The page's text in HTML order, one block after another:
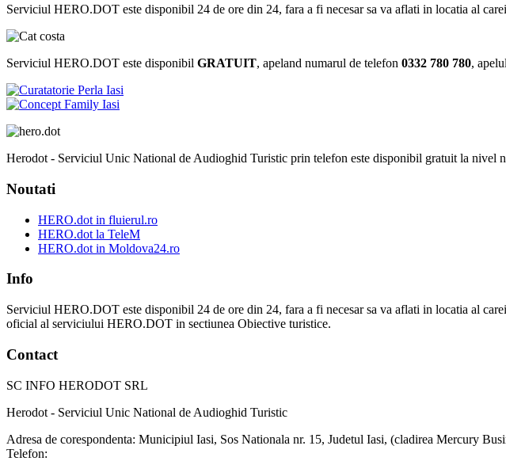
Serviciul HERO.DOT este disponibil 24 de ore din 24, fara a fi necesar sa va aflati in locatia al
Serviciul HERO.DOT este disponibil GRATUIT, apeland numarul de telefon 0332 780 780,
Herodot - Serviciul Unic National de Audioghid Turistic prin telefon este disponibil gratuit la nivel
Noutati
HERO.dot in fluierul.ro
HERO.dot la TeleM
HERO.dot in Moldova24.ro
Info
Serviciul HERO.DOT este disponibil 24 de ore din 24, fara a fi necesar sa va aflati in locatia al
oficial al serviciului HERO.DOT in sectiunea Obiective turistice.
Contact
SC INFO HERODOT SRL
Herodot - Serviciul Unic National de Audioghid Turistic
Adresa de corespondenta: Municipiul Iasi, Sos Nationala nr. 15, Judetul Iasi, (cladirea Mercury
Telefon: